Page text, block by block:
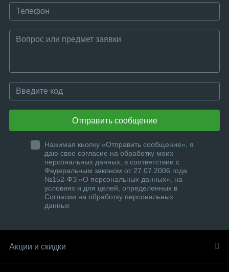
Отправить сообщение
Нажимая кнопку «Отправить сообщение», я
даю свое согласие на обработку моих
персональных данных, в соответствии с
Федеральным законом от 27.07.2006 года
№152-ФЗ «О персональных данных», на
условиях и для целей, определенных в
Согласии на обработку персональных
данных
Акции и скидки